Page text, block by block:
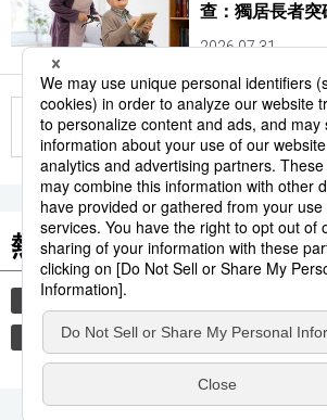
查：獨居長者突
2026.07.31
更多
熱門關鍵詞
教育 禮儀
新幹線 jr 北陸新幹線 jr九州